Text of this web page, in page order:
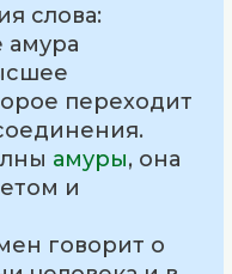
слова:
амура
переходит
амуры, она
и
говорит о